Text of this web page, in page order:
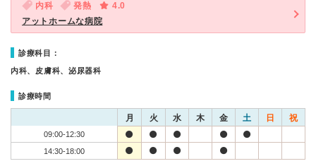
内科 発熱
4.0
アットホームな病院
診療科目：
内科、皮膚科、泌尿器科
診療時間
月 火 水 木 金 土 日 祝
09:00-12:30
14:30-18:00